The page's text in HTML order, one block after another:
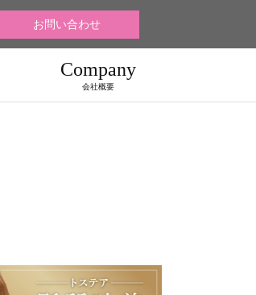
お問い合わせ
Company
会社概要